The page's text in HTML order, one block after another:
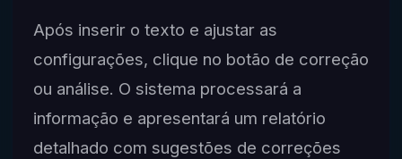
Após inserir o texto e ajustar as
configurações, clique no botão de correção
ou análise. O sistema processará a
informação e apresentará um relatório
detalhado com sugestões de correções